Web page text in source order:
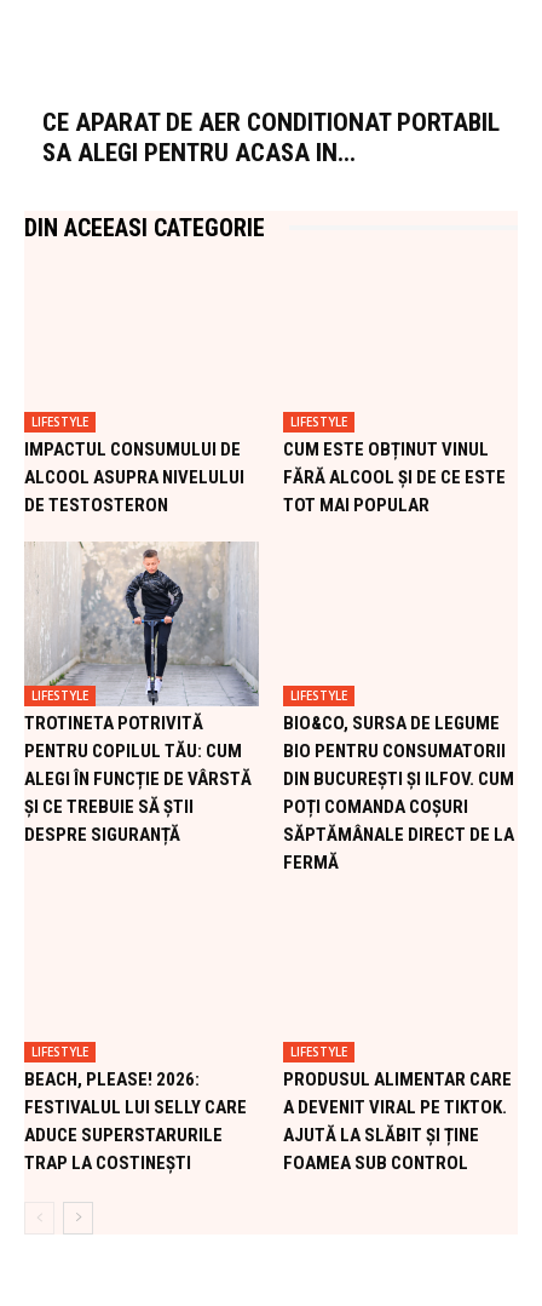
CE APARAT DE AER CONDITIONAT PORTABIL
SA ALEGI PENTRU ACASA IN...
DIN ACEEASI CATEGORIE
LIFESTYLE
IMPACTUL CONSUMULUI DE
ALCOOL ASUPRA NIVELULUI
DE TESTOSTERON
LIFESTYLE
CUM ESTE OBȚINUT VINUL
FĂRĂ ALCOOL ȘI DE CE ESTE
TOT MAI POPULAR
LIFESTYLE
TROTINETA POTRIVITĂ
PENTRU COPILUL TĂU: CUM
ALEGI ÎN FUNCȚIE DE VÂRSTĂ
ȘI CE TREBUIE SĂ ȘTII
DESPRE SIGURANȚĂ
LIFESTYLE
BIO&CO, SURSA DE LEGUME
BIO PENTRU CONSUMATORII
DIN BUCUREȘTI ȘI ILFOV. CUM
POȚI COMANDA COȘURI
SĂPTĂMÂNALE DIRECT DE LA
FERMĂ
LIFESTYLE
BEACH, PLEASE! 2026:
FESTIVALUL LUI SELLY CARE
ADUCE SUPERSTARURILE
TRAP LA COSTINEȘTI
LIFESTYLE
PRODUSUL ALIMENTAR CARE
A DEVENIT VIRAL PE TIKTOK.
AJUTĂ LA SLĂBIT ȘI ȚINE
FOAMEA SUB CONTROL